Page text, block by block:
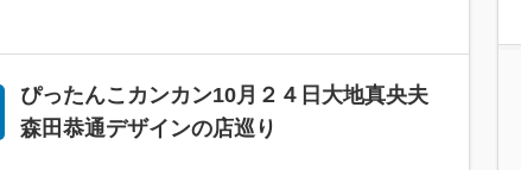
ぴったんこカンカン10月２４日大地真央夫
森田恭通デザインの店巡り